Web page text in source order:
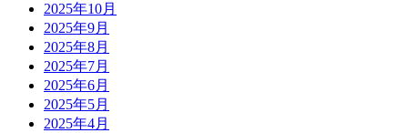
2025年10月
2025年9月
2025年8月
2025年7月
2025年6月
2025年5月
2025年4月